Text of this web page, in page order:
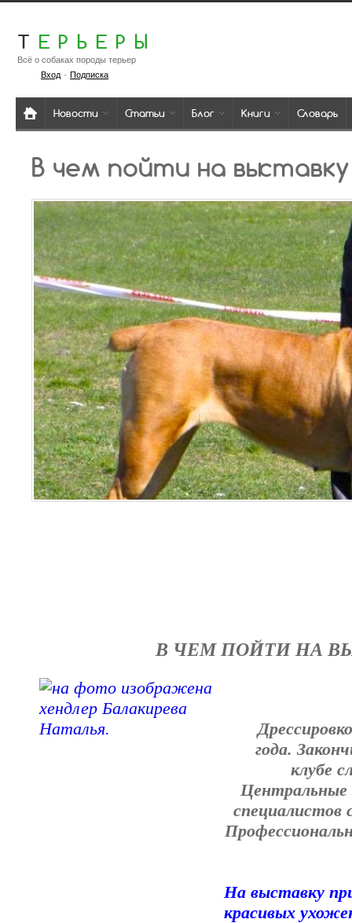
Т ЕРЬЕРЫ
Всё о собаках породы терьер
Вход· Подписка
Новости Статьи Блог Книги Словарь
В чем пойти на
В ЧЕМ ПОЙТИ НА
года.
клубе
Центральные
специалистов
На выставку
красивых